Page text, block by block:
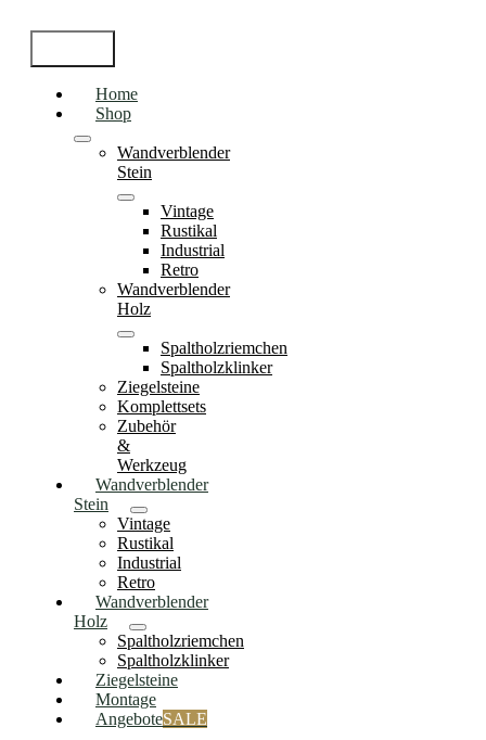
Home
Shop
Wandverblender
Stein
Vintage
Rustikal
Industrial
Retro
Wandverblender
Holz
Spaltholzriemchen
Spaltholzklinker
Ziegelsteine
Komplettsets
Zubehör
&
Werkzeug
Wandverblender
Stein
Vintage
Rustikal
Industrial
Retro
Wandverblender
Holz
Spaltholzriemchen
Spaltholzklinker
Ziegelsteine
Montage
AngeboteSALE